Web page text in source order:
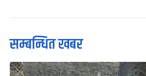
सम्बन्धित खबर